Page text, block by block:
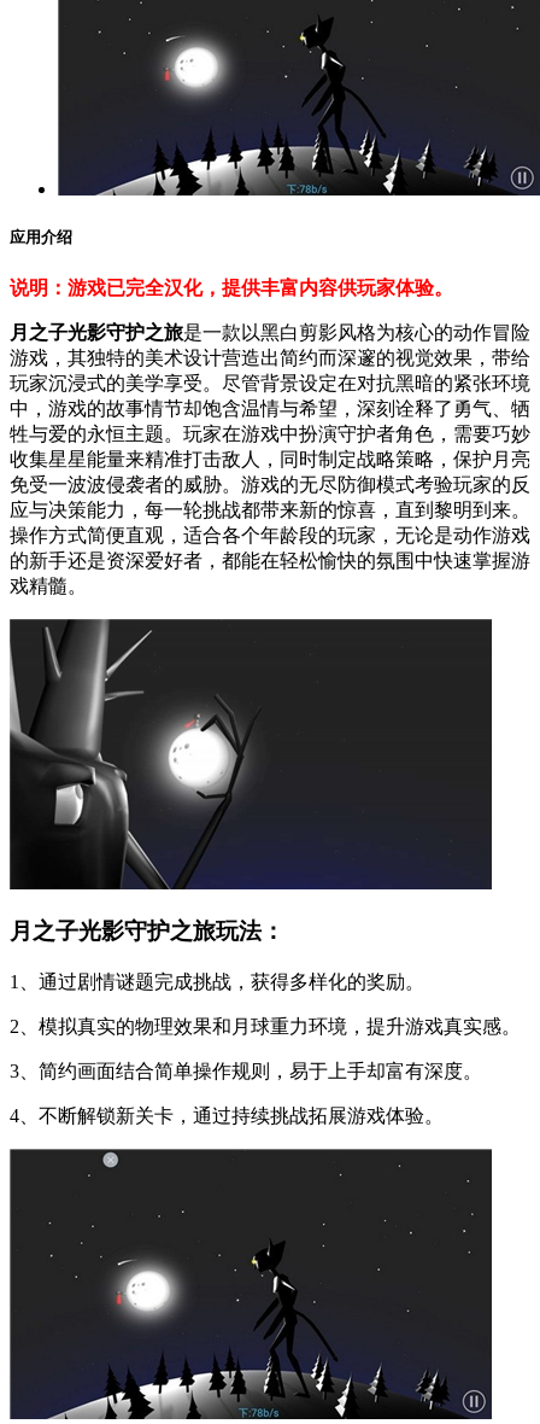
应用介绍
说明：游戏已完全汉化，提供丰富内容供玩家体验。
月之子光影守护之旅是一款以黑白剪影风格为核心的动作冒险
游戏，其独特的美术设计营造出简约而深邃的视觉效果，带给
玩家沉浸式的美学享受。尽管背景设定在对抗黑暗的紧张环境
中，游戏的故事情节却饱含温情与希望，深刻诠释了勇气、牺
牲与爱的永恒主题。玩家在游戏中扮演守护者角色，需要巧妙
收集星星能量来精准打击敌人，同时制定战略策略，保护月亮
免受一波波侵袭者的威胁。游戏的无尽防御模式考验玩家的反
应与决策能力，每一轮挑战都带来新的惊喜，直到黎明到来。
操作方式简便直观，适合各个年龄段的玩家，无论是动作游戏
的新手还是资深爱好者，都能在轻松愉快的氛围中快速掌握游
戏精髓。
月之子光影守护之旅玩法：
1、通过剧情谜题完成挑战，获得多样化的奖励。
2、模拟真实的物理效果和月球重力环境，提升游戏真实感。
3、简约画面结合简单操作规则，易于上手却富有深度。
4、不断解锁新关卡，通过持续挑战拓展游戏体验。